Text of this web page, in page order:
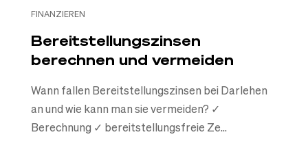
FINANZIEREN
Bereitstellungszinsen
berechnen und vermeiden
Wann fallen Bereitstellungszinsen bei Darlehen
an und wie kann man sie vermeiden? ✓
Berechnung ✓ bereitstellungsfreie Ze...